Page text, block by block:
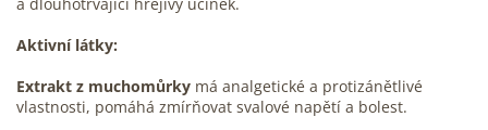
a dlouhotrvající hřejivý účinek.
Aktivní látky:
Extrakt z muchomůrky má analgetické a protizánětlivé
vlastnosti, pomáhá zmírňovat svalové napětí a bolest.